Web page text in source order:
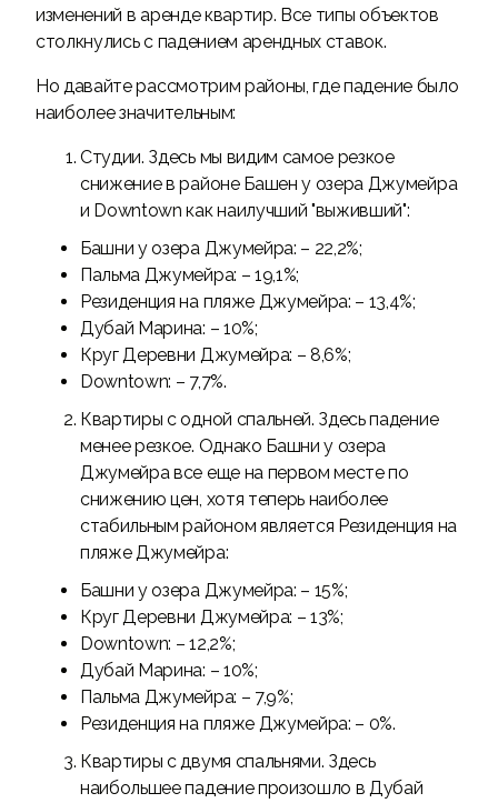
изменений в аренде квартир. Все типы объектов
столкнулись с падением арендных ставок.
Но давайте рассмотрим районы, где падение было
наиболее значительным:
Студии. Здесь мы видим самое резкое
снижение в районе Башен у озера Джумейра
и Downtown как наилучший "выживший":
Башни у озера Джумейра: – 22,2%;
Пальма Джумейра: – 19,1%;
Резиденция на пляже Джумейра: – 13,4%;
Дубай Марина: – 10%;
Круг Деревни Джумейра: – 8,6%;
Downtown: – 7,7%.
Квартиры с одной спальней. Здесь падение
менее резкое. Однако Башни у озера
Джумейра все еще на первом месте по
снижению цен, хотя теперь наиболее
стабильным районом является Резиденция на
пляже Джумейра:
Башни у озера Джумейра: – 15%;
Круг Деревни Джумейра: – 13%;
Downtown: – 12,2%;
Дубай Марина: – 10%;
Пальма Джумейра: – 7,9%;
Резиденция на пляже Джумейра: – 0%.
Квартиры с двумя спальнями. Здесь
наибольшее падение произошло в Дубай